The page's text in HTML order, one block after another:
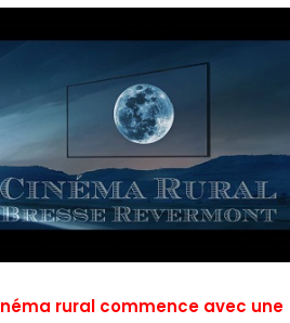
rural commence avec une